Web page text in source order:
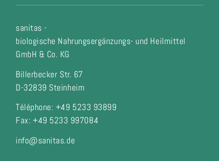
sanitas -
biologische Nahrungsergänzungs- und Heilmittel
GmbH & Co. KG
Billerbecker Str. 67
D-32839 Steinheim
Téléphone: +49 5233 93899
Fax: +49 5233 997084
info@sanitas.de